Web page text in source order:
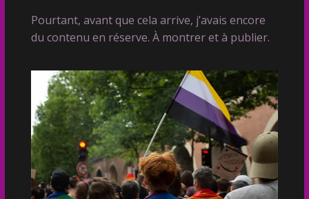
Pourtant, avant que cela arrive, j’avais encore
du contenu en réserve. À montrer et à publier.